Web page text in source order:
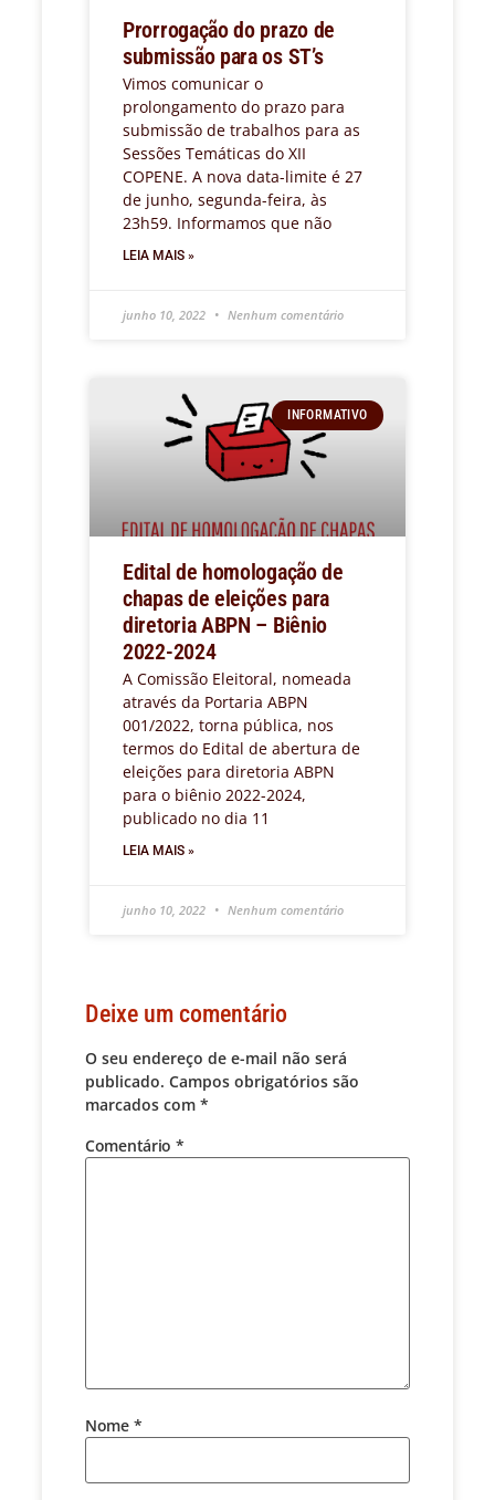
Prorrogação do prazo de
submissão para os ST’s
Vimos comunicar o
prolongamento do prazo para
submissão de trabalhos para as
Sessões Temáticas do XII
COPENE. A nova data-limite é 27
de junho, segunda-feira, às
23h59. Informamos que não
LEIA MAIS »
junho 10, 2022 Nenhum comentário
INFORMATIVO
Edital de homologação de
chapas de eleições para
diretoria ABPN – Biênio
2022-2024
A Comissão Eleitoral, nomeada
através da Portaria ABPN
001/2022, torna pública, nos
termos do Edital de abertura de
eleições para diretoria ABPN
para o biênio 2022-2024,
publicado no dia 11
LEIA MAIS »
junho 10, 2022 Nenhum comentário
Deixe um comentário
O seu endereço de e-mail não será
publicado. Campos obrigatórios são
marcados com *
Comentário *
Nome *